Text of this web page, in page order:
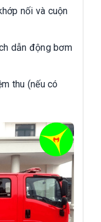
nối và cuộn
dẫn động bơm
thu (nếu có